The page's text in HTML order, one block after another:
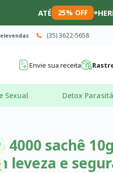
ATÉ 25% OFF
(35) 3622-5658
Envie sua receita
Sexual Detox
4000 sachê
leveza e